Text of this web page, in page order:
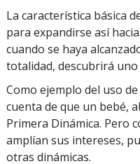
La característica básica
para expandirse así
cuando se haya
totalidad, descubrirá uno
Como ejemplo del uso
cuenta de que un bebé,
Primera Dinámica. Pero
amplían sus intereses,
otras dinámicas.